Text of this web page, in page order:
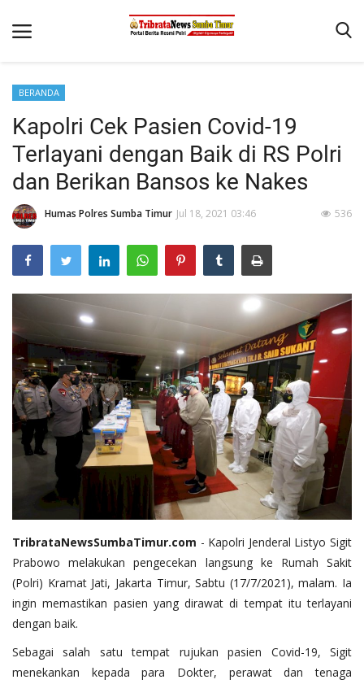
Beranda
Terms & Conditions
Reskrim
Binkam
Giat Ops
Polisi Kita
Mitra Polisi
Jurnal Kamtibmas
BERANDA
Kapolri Cek Pasien Covid-19
Terlayani dengan Baik di RS Polri
dan Berikan Bansos ke Nakes
Humas Polres Sumba Timur Jul 18, 2021 03:46 536
TribrataNewsSumbaTimur.com - Kapolri Jenderal Listyo Sigit
Prabowo melakukan pengecekan langsung ke Rumah Sakit
(Polri) Kramat Jati, Jakarta Timur, Sabtu (17/7/2021), malam. Ia
ingin memastikan pasien yang dirawat di tempat itu terlayani
dengan baik.
Sebagai salah satu tempat rujukan pasien Covid-19, Sigit
menekankan kepada para Dokter, perawat dan tenaga